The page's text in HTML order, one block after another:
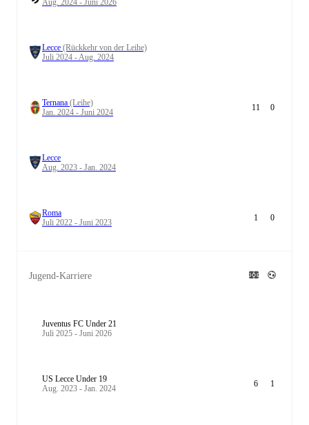
Aug. 2024 - Juni 2026
Lecce (Rückkehr von der Leihe)
Juli 2024 - Aug. 2024
Ternana (Leihe)
Jan. 2024 - Juni 2024
11 0
Lecce
Aug. 2023 - Jan. 2024
Roma
Juli 2022 - Juni 2023
1 0
Jugend-Karriere
Juventus FC Under 21
Juli 2025 - Juni 2026
US Lecce Under 19
Aug. 2023 - Jan. 2024
6 1